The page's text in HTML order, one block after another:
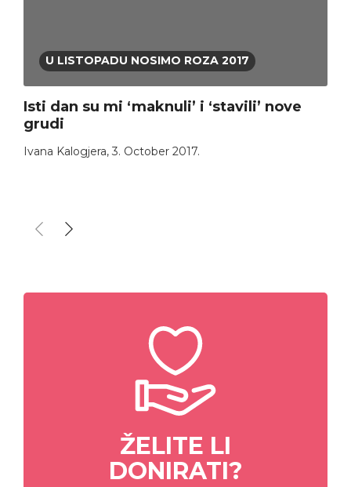
U LISTOPADU NOSIMO ROZA 2017
Isti dan su mi ‘maknuli’ i ‘stavili’ nove
grudi
Ivana Kalogjera, 3. October 2017.
ŽELITE LI
DONIRATI?